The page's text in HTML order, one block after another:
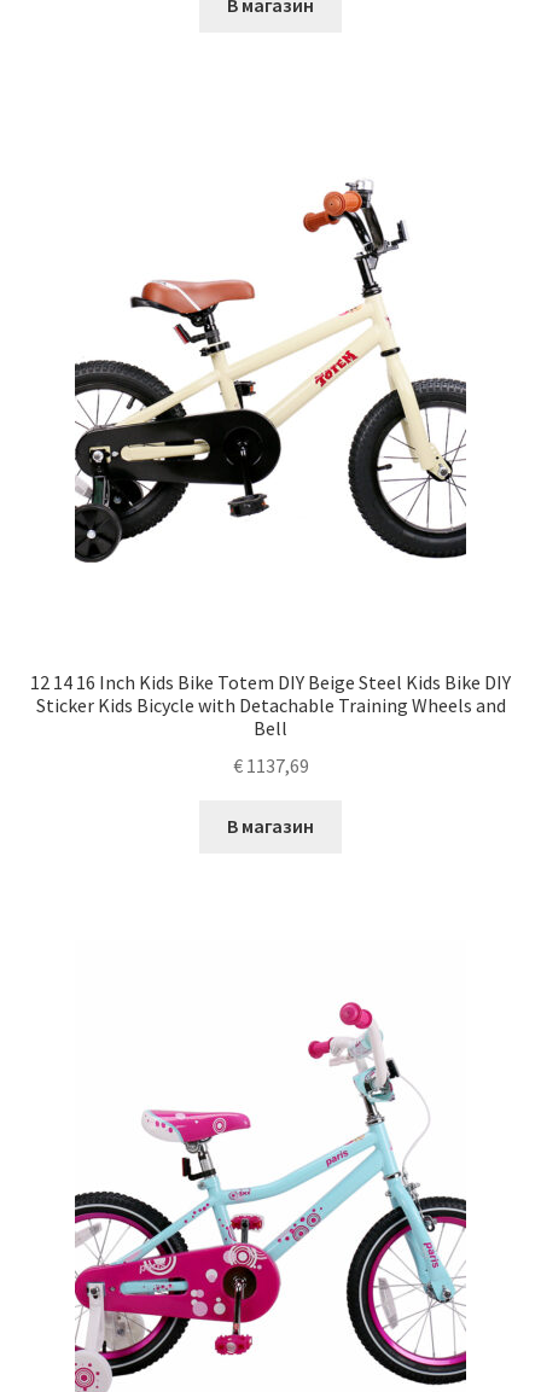
12 14 16 Inch Kids Bike Totem DIY Beige Steel Kids Bike DIY
Sticker Kids Bicycle with Detachable Training Wheels and
Bell
€1137,69
В магазин